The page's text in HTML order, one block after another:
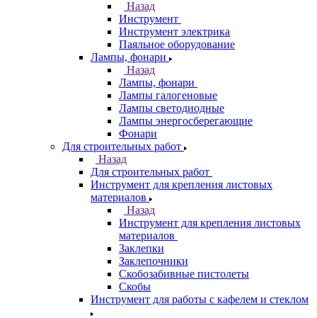
Назад
Инструмент
Инструмент электрика
Паяльное оборудование
Лампы, фонари
Назад
Лампы, фонари
Лампы галогеновые
Лампы светодиодные
Лампы энергосберегающие
Фонари
Для строительных работ
Назад
Для строительных работ
Инструмент для крепления листовых
материалов
Назад
Инструмент для крепления листовых
материалов
Заклепки
Заклепочники
Скобозабивные пистолеты
Скобы
Инструмент для работы с кафелем и стеклом